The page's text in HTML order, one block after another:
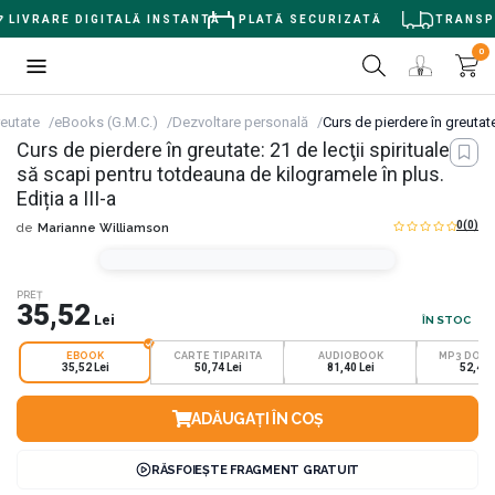
DIGITALĂ INSTANTĂ PLATĂ SECURIZATĂ
0
eBooks (G.M.C.) Dezvoltare personală Curs de pierdere în
Curs de pierdere în greutate: 21 de lecţii spirituale ca
să scapi pentru totdeauna de kilogramele în plus.
Ediția a III-a
de Marianne Williamson 0(0)
PREȚ
35,52 Lei ÎN STOC
EBOOK
35,52 Lei
CARTE TIPARITA
50,74 Lei
AUDIOBOOK
81,40 Lei
MP3
52,42
ADĂUGAȚI ÎN COȘ
RĂSFOIEȘTE FRAGMENT GRATUIT